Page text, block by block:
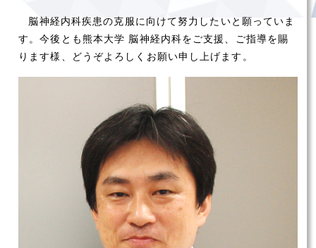
脳神経内科疾患の克服に向けて努力したいと願っていま
す。今後とも熊本大学 脳神経内科をご支援、ご指導を賜
ります様、どうぞよろしくお願い申し上げます。